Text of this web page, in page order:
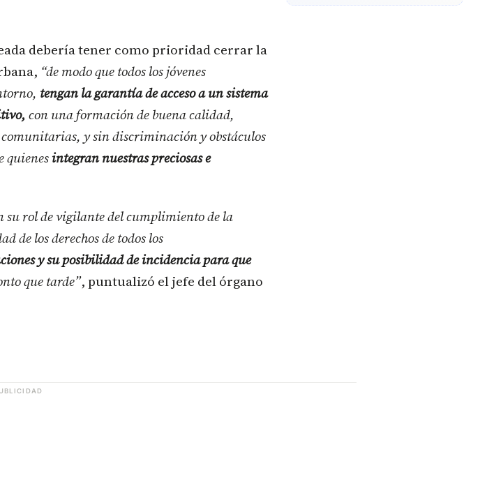
debería tener como prioridad cerrar la
“de modo que todos los jóvenes
tengan la garantía de acceso a un sistema
con una formación de buena calidad,
y sin discriminación y obstáculos
quienesintegran nuestras preciosas e
su rol de vigilante del cumplimiento de la
de los derechos de todos los
y su posibilidad de incidencia para que
que tarde”, puntualizó el jefe del órgano